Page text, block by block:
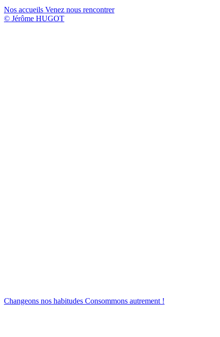
Nos accueils Venez nous rencontrer
© Jérôme HUGOT
Changeons nos habitudes Consommons autrement !